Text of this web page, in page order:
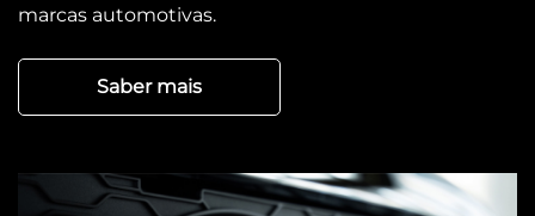
marcas automotivas.
Saber mais